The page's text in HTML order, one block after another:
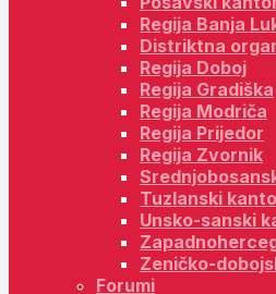
Regija Banja
Distriktna
Regija Doboj
Regija Gradiška
Regija Modriča
Regija Prijedor
Regija Zvornik
Tuzlanski
Unsko-sanski
Zeničko-
Forumi